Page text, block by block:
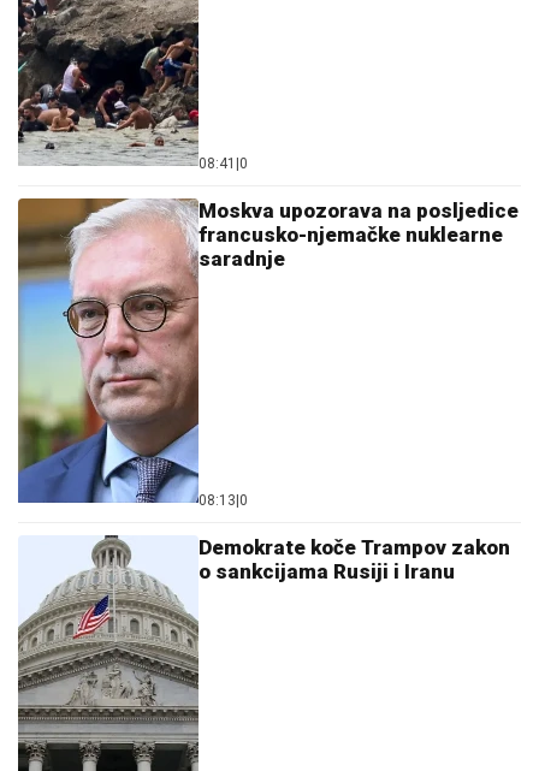
08:41 |0
Moskva upozorava na posljedice
francusko-njemačke nuklearne
saradnje
08:13|0
Demokrate koče Trampov zakon
o sankcijama Rusiji i Iranu